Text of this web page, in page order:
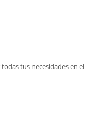
tus necesidades en el